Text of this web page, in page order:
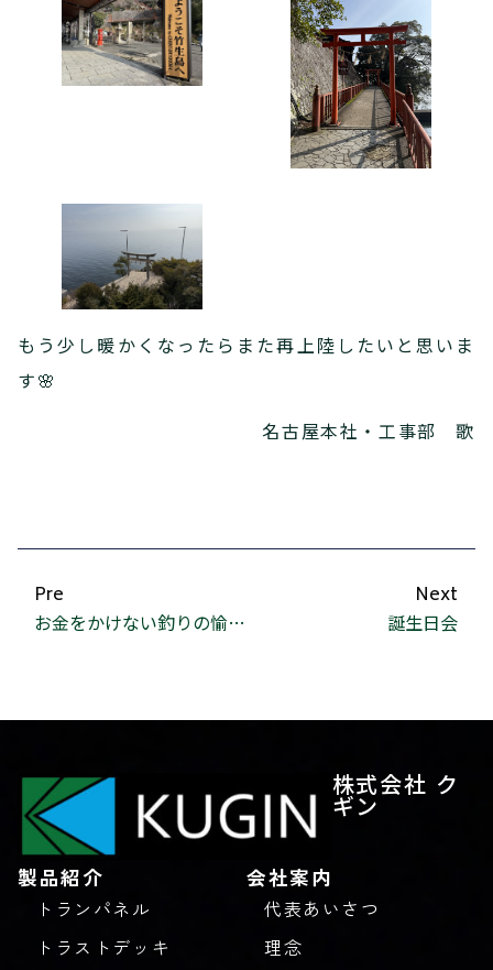
もう少し暖かくなったらまた再上陸したいと思いま
す🌸
名古屋本社・工事部 歌
Pre
お金をかけない釣りの愉しみ
Next
誕生日会
株式会社 ク
ギン
製品紹介
トランパネル
トラストデッキ
会社案内
代表あいさつ
理念